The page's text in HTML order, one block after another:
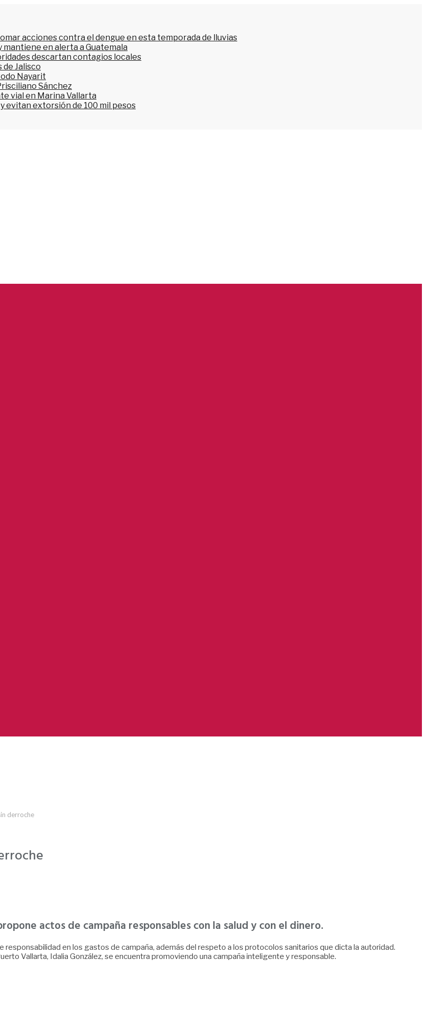
acciones contra el dengue en esta temporada de lluvias
mantiene en alerta a Guatemala
descartan contagios locales
Jalisco
Nayarit
Sánchez
vial en Marina Vallarta
evitan extorsión de 100 mil pesos
derroche
actos de campaña responsables con la salud y con el dinero.
responsabilidad en los gastos de campaña, además del respeto a los protocolos sanitarios que dicta la autoridad.
Vallarta, Idalia González, se encuentra promoviendo una campaña inteligente y responsable.